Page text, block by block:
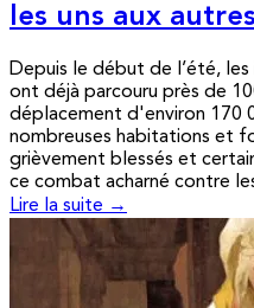
les uns aux
Depuis le début de l’été,
ont déjà parcouru près de
déplacement d'environ 170
nombreuses habitations et
grièvement blessés et
ce combat acharné contre
Lire la suite →